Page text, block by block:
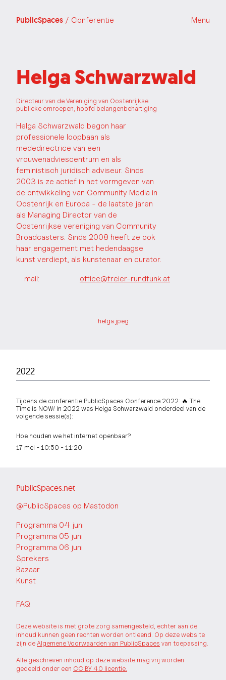
PublicSpaces / Conferentie Menu
Helga Schwarzwald
Directeur van de Vereniging van Oostenrijkse
publieke omroepen, hoofd belangenbehartiging
Helga Schwarzwald begon haar
professionele loopbaan als
mededirectrice van een
vrouwenadviescentrum en als
feministisch juridisch adviseur. Sinds
2003 is ze actief in het vormgeven van
de ontwikkeling van Community Media in
Oostenrijk en Europa - de laatste jaren
als Managing Director van de
Oostenrijkse vereniging van Community
Broadcasters. Sinds 2008 heeft ze ook
haar engagement met hedendaagse
kunst verdiept, als kunstenaar en curator.
mail:
office@freier-rundfunk.at
helga.jpeg
2022
Tijdens de conferentie PublicSpaces Conference 2022: 🔥 The
Time is NOW! in 2022 was Helga Schwarzwald onderdeel van de
volgende sessie(s):
Hoe houden we het internet openbaar?
17 mei - 10:50 - 11:20
PublicSpaces.net
@PublicSpaces op Mastodon
Programma 04 juni
Programma 05 juni
Programma 06 juni
Sprekers
Bazaar
Kunst
FAQ
Deze website is met grote zorg samengesteld, echter aan de
inhoud kunnen geen rechten worden ontleend. Op deze website
zijn de Algemene Voorwaarden van PublicSpaces van toepassing.
Alle geschreven inhoud op deze website mag vrij worden
gedeeld onder een CC BY 4.0 licentie.